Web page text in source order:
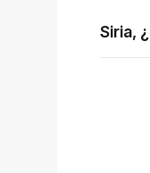
Siria,